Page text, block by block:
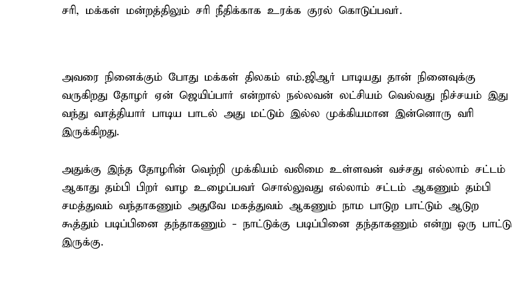
சரி, மக்கள் மன்றத்திலும் சரி நீதிக்காக உரக்க குரல் கொடுப்பவர்.
அவரை நினைக்கும் போது மக்கள் திலகம் எம்.ஜிஆர் பாடியது தான் நினைவுக்கு
வருகிறது தோழர் ஏன் ஜெயிப்பார் என்றால் நல்லவன் லட்சியம் வெல்வது நிச்சயம் இது
வந்து வாத்தியார் பாடிய பாடல் அது மட்டும் இல்ல முக்கியமான இன்னொரு வரி
இருக்கிறது.
அதுக்கு இந்த தோழரின் வெற்றி முக்கியம் வலிமை உள்ளவன் வச்சது எல்லாம் சட்டம்
ஆகாது தம்பி பிறர் வாழ உழைப்பவர் சொல்லுவது எல்லாம் சட்டம் ஆகணும் தம்பி
சமத்துவம் வந்தாகணும் அதுவே மகத்துவம் ஆகணும் நாம பாடுற பாட்டும் ஆடுற
கூத்தும் படிப்பினை தந்தாகணும் - நாட்டுக்கு படிப்பினை தந்தாகணும் என்று ஒரு பாட்டு
இருக்கு.